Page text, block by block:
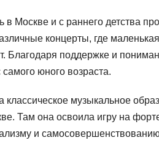
Москве и с раннего детства
концерты, где
Благодаря поддержке и
юного возраста.
музыкальное
Там она освоила игру на
и